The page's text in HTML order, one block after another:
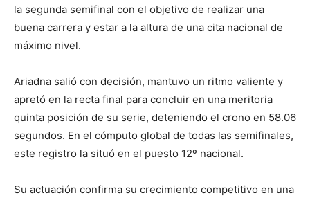
la segunda semifinal con el objetivo de realizar una
buena carrera y estar a la altura de una cita nacional de
máximo nivel.
Ariadna salió con decisión, mantuvo un ritmo valiente y
apretó en la recta final para concluir en una meritoria
quinta posición de su serie, deteniendo el crono en 58.06
segundos. En el cómputo global de todas las semifinales,
este registro la situó en el puesto 12º nacional.
Su actuación confirma su crecimiento competitivo en una